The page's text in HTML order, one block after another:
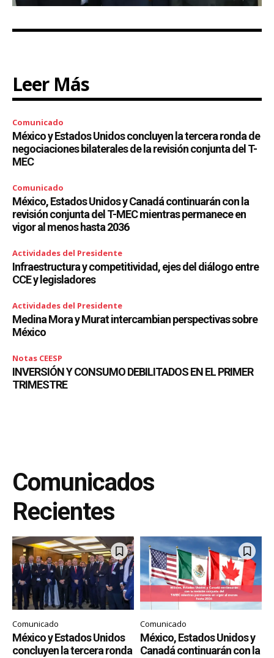
Leer Más
Comunicado
México y Estados Unidos concluyen la tercera ronda de
negociaciones bilaterales de la revisión conjunta del T-
MEC
Comunicado
México, Estados Unidos y Canadá continuarán con la
revisión conjunta del T-MEC mientras permanece en
vigor al menos hasta 2036
Actividades del Presidente
Infraestructura y competitividad, ejes del diálogo entre
CCE y legisladores
Actividades del Presidente
Medina Mora y Murat intercambian perspectivas sobre
México
Notas CEESP
INVERSIÓN Y CONSUMO DEBILITADOS EN EL PRIMER
TRIMESTRE
Comunicados
Recientes
Comunicado
México y Estados Unidos
concluyen la tercera ronda
Comunicado
México, Estados Unidos y
Canadá continuarán con la